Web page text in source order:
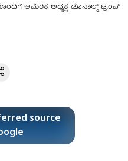
ಅಮೆರಿಕ ಅಧ್ಯಕ್ಷ ಡೊನಾಲ್ಡ್ ಟ್ರಂಪ್
source